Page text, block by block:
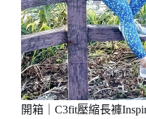
現
金
回
饋
網
站
ShopBack,TopCashback(註
冊
開箱｜C3fit壓縮長褲